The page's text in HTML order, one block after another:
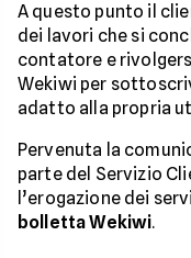
A questo punto il
dei lavori che si
contatore e
Wekiwi per
adatto alla propria
Pervenuta la
parte del Servizio
l’erogazione dei
bolletta Wekiwi.